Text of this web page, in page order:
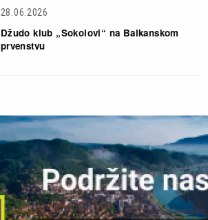
28.06.2026
Džudo klub „Sokolovi“ na Balkanskom
prvenstvu